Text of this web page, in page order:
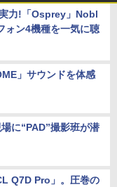
力!「Osprey」Nobl
ォン4機種を一気に聴
」サウンドを体感
に“PAD”撮影班が潜
Q7D Pro」。圧巻の